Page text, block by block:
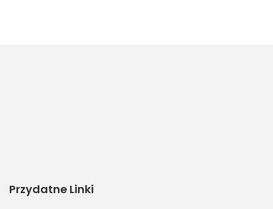
Przydatne Linki